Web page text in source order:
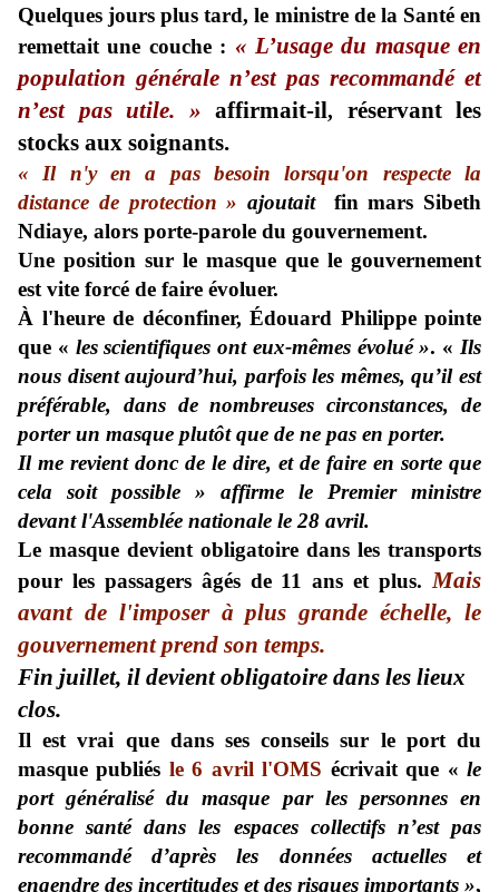
Quelques jours plus tard, le ministre de la Santé en
remettait une couche : « L’usage du masque en
population générale n’est pas recommandé et
n’est pas utile. » affirmait-il,
réservant les
stocks aux soignants.
« Il n'y en a pas besoin lorsqu'on respecte la
distance de protection » ajoutait
fin mars Sibeth
Ndiaye, alors porte-parole du gouvernement.
Une position sur le masque que le gouvernement
est vite forcé de faire évoluer.
À l'heure de déconfiner, Édouard Philippe pointe
que « les scientifiques ont eux-mêmes évolué ». « Ils
nous disent aujourd’hui, parfois les mêmes, qu’il est
préférable, dans de nombreuses circonstances, de
porter un masque plutôt que de ne pas en porter.
Il me revient donc de le dire, et de faire en sorte que
cela soit possible »
affirme le Premier ministre
devant l'Assemblée nationale le 28 avril.
Le masque devient obligatoire dans les transports
pour les passagers âgés de 11 ans et plus. Mais
avant de l'imposer à plus grande échelle, le
gouvernement prend son temps.
Fin juillet, il devient obligatoire dans les lieux
clos.
Il est vrai que dans sesconseilssur le port du
masque publiés le 6 avrill'OMS écrivait que «le
port généralisé du masque par les personnes en
bonne santé dans les espaces collectifs n’est pas
recommandé d’après les données actuelles et
engendre des incertitudes et des risques importants »,